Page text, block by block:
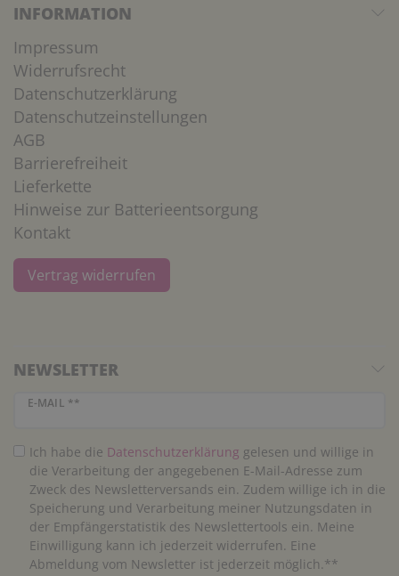
INFORMATION
Impressum
Widerrufsrecht
Datenschutzerklärung
Datenschutzeinstellungen
AGB
Barrierefreiheit
Lieferkette
Hinweise zur Batterieentsorgung
Kontakt
Vertrag widerrufen
NEWSLETTER
E-MAIL **
Newsletter Honig
Ich habe die Daten­schutz­erklärung gelesen und willige in
die Verarbeitung der angegebenen E-Mail-Adresse zum
Zweck des Newsletterversands ein. Zudem willige ich in die
Speicherung und Verarbeitung meiner Nutzungsdaten in
der Empfängerstatistik des Newslettertools ein. Meine
Einwilligung kann ich jederzeit widerrufen. Eine
Abmeldung vom Newsletter ist jederzeit möglich.**